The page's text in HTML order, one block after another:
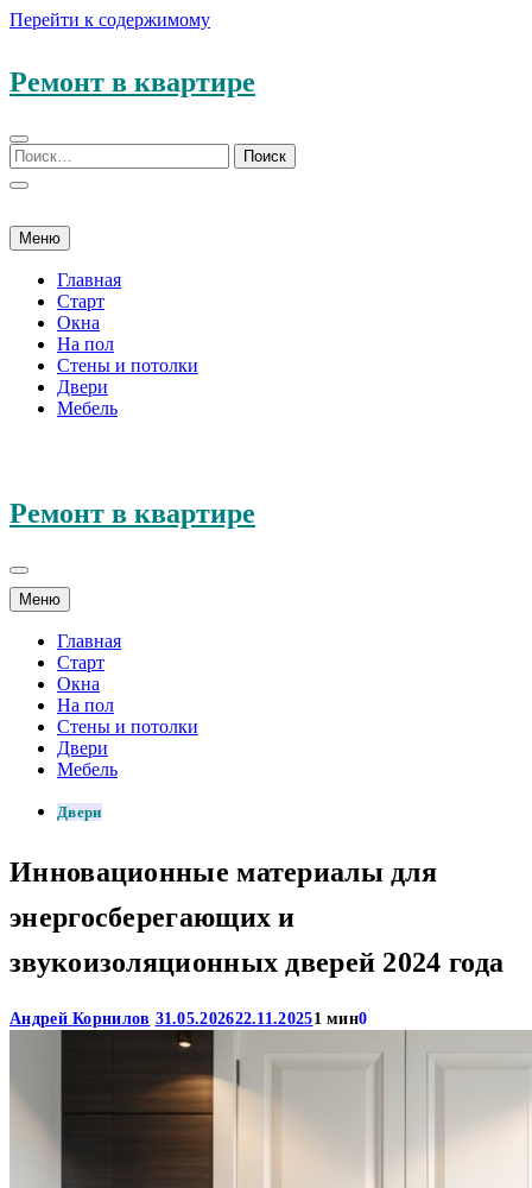
Перейти к содержимому
Ремонт в квартире
Меню
Главная
Старт
Окна
На пол
Стены и потолки
Двери
Мебель
Ремонт в квартире
Меню
Главная
Старт
Окна
На пол
Стены и потолки
Двери
Мебель
Двери
Инновационные материалы для
энергосберегающих и
звукоизоляционных дверей 2024 года
Андрей Корнилов 31.05.202622.11.20251 мин0